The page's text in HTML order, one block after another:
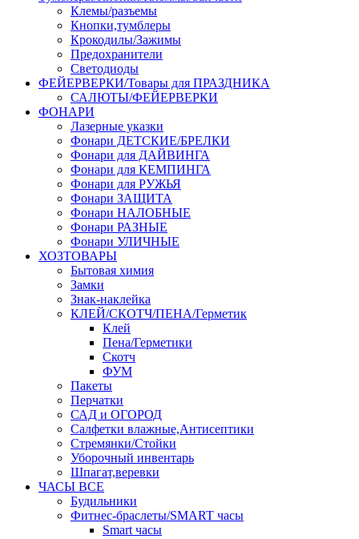
Клемы/разъемы
Кнопки,тумблеры
Крокодилы/Зажимы
Предохранители
Светодиоды
ФЕЙЕРВЕРКИ/Товары для ПРАЗДНИКА
САЛЮТЫ/ФЕЙЕРВЕРКИ
ФОНАРИ
Лазерные указки
Фонари ДЕТСКИЕ/БРЕЛКИ
Фонари для ДАЙВИНГА
Фонари для КЕМПИНГА
Фонари для РУЖЬЯ
Фонари ЗАЩИТА
Фонари НАЛОБНЫЕ
Фонари РАЗНЫЕ
Фонари УЛИЧНЫЕ
ХОЗТОВАРЫ
Бытовая химия
Замки
Знак-наклейка
КЛЕЙ/СКОТЧ/ПЕНА/Герметик
Клей
Пена/Герметики
Скотч
ФУМ
Пакеты
Перчатки
САД и ОГОРОД
Салфетки влажные,Антисептики
Стремянки/Стойки
Уборочный инвентарь
Шпагат,веревки
ЧАСЫ ВСЕ
Будильники
Фитнес-браслеты/SMART часы
Smart часы